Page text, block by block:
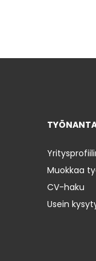
Muokkaa
CV-haku
Usein